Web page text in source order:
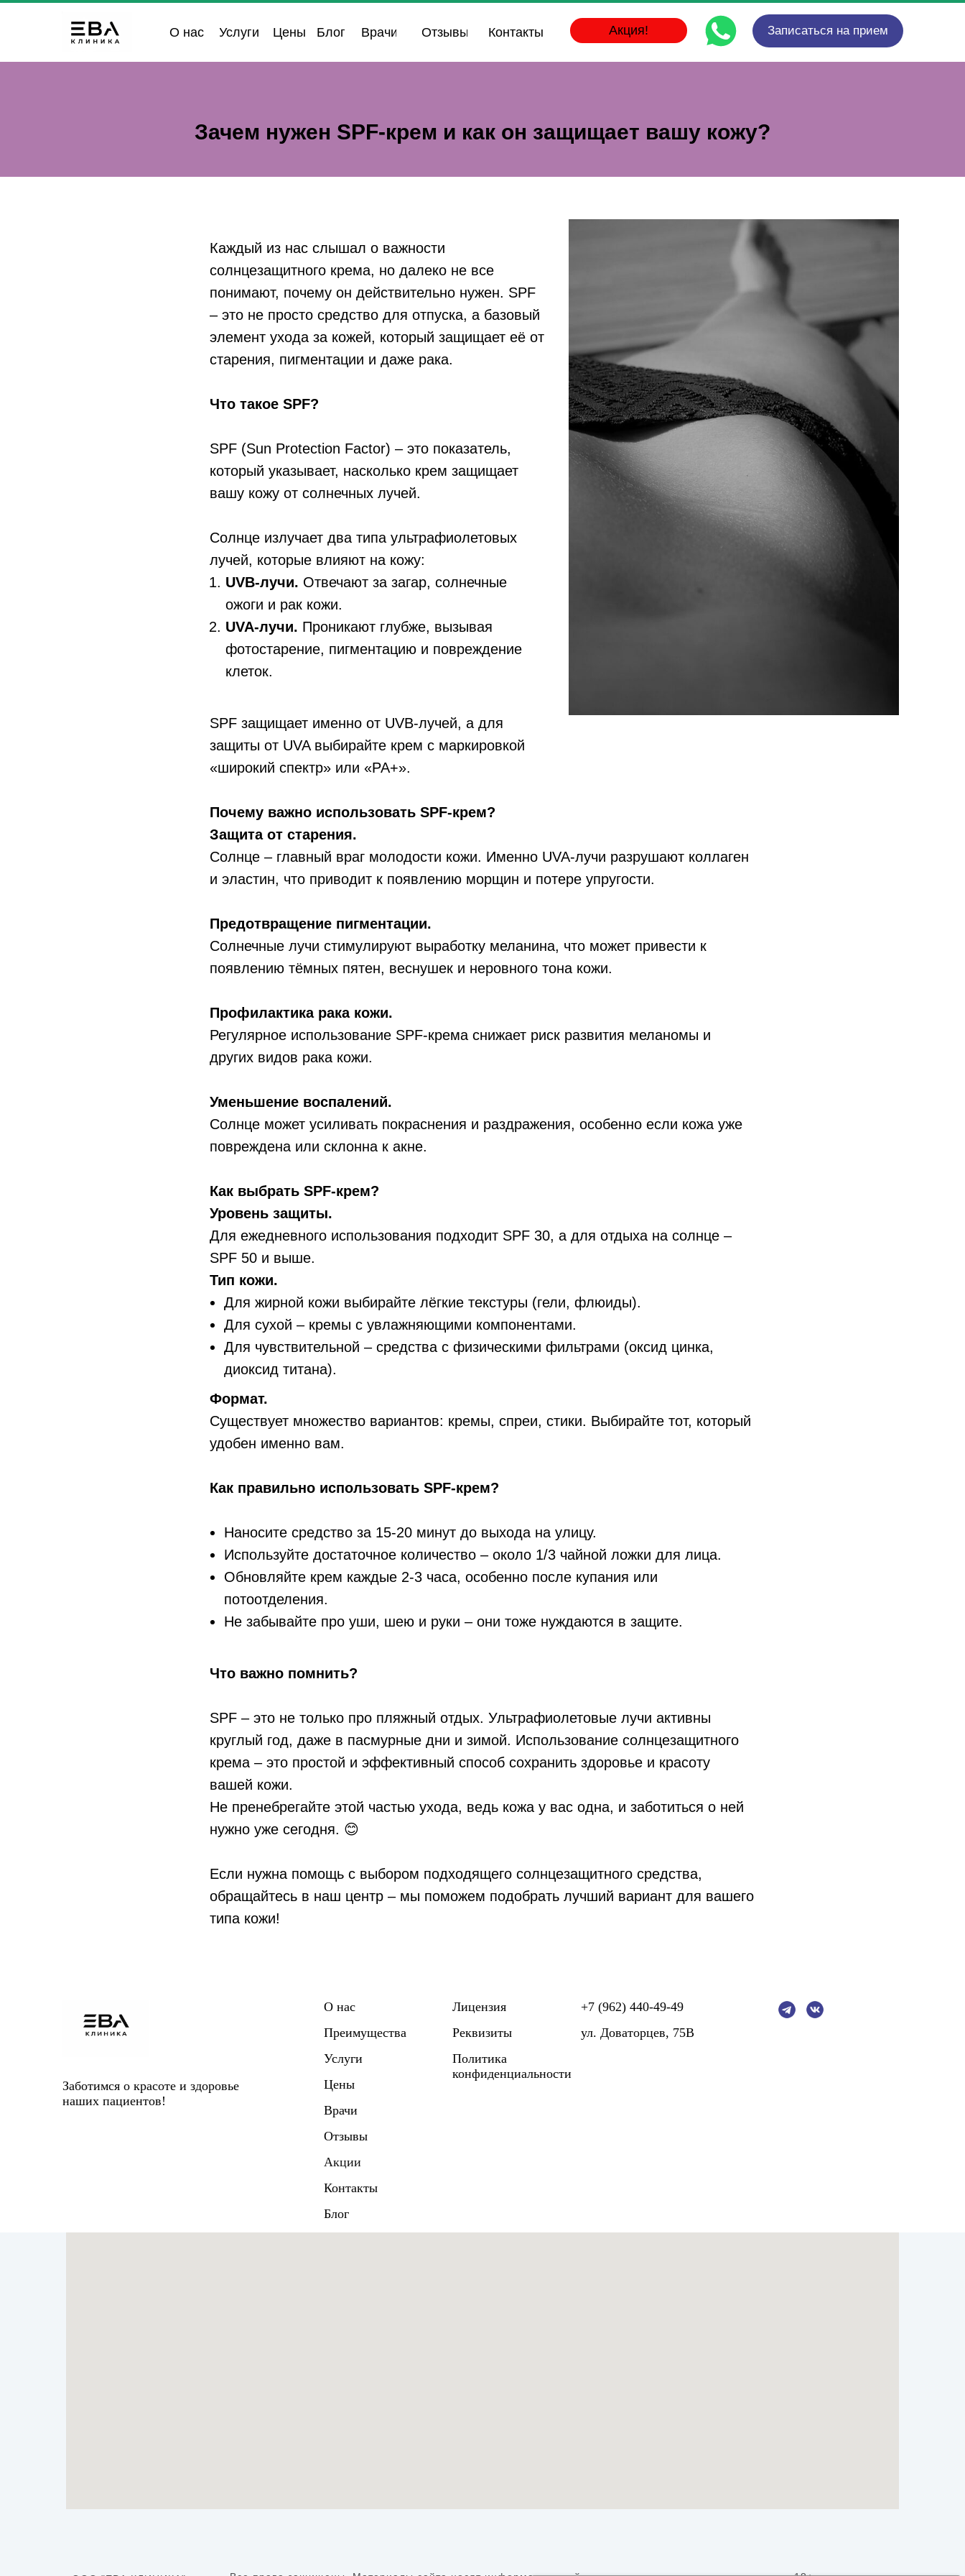
О нас Цены Блог
Услуги Контакты
Врачи Записаться на прием
Отзывы Акция!
Зачем нужен SPF-крем и как он защищает вашу кожу?
Каждый из нас слышал о важности
солнцезащитного крема, но далеко не все
понимают, почему он действительно нужен. SPF
– это не просто средство для отпуска, а базовый
элемент ухода за кожей, который защищает её от
старения, пигментации и даже рака.
Что такое SPF?
SPF (Sun Protection Factor) – это показатель,
который указывает, насколько крем защищает
вашу кожу от солнечных лучей.
Солнце излучает два типа ультрафиолетовых
лучей, которые влияют на кожу:
UVB-лучи. Отвечают за загар, солнечные
ожоги и рак кожи.
UVA-лучи. Проникают глубже, вызывая
фотостарение, пигментацию и повреждение
клеток.
SPF защищает именно от UVB-лучей, а для
защиты от UVA выбирайте крем с маркировкой
«широкий спектр» или «PA+».
Почему важно использовать SPF-крем?
Защита от старения.
Солнце – главный враг молодости кожи. Именно UVA-лучи разрушают коллаген
и эластин, что приводит к появлению морщин и потере упругости.
Предотвращение пигментации.
Солнечные лучи стимулируют выработку меланина, что может привести к
появлению тёмных пятен, веснушек и неровного тона кожи.
Профилактика рака кожи.
Регулярное использование SPF-крема снижает риск развития меланомы и
других видов рака кожи.
Уменьшение воспалений.
Солнце может усиливать покраснения и раздражения, особенно если кожа уже
повреждена или склонна к акне.
Как выбрать SPF-крем?
Уровень защиты.
Для ежедневного использования подходит SPF 30, а для отдыха на солнце –
SPF 50 и выше.
Тип кожи.
Для жирной кожи выбирайте лёгкие текстуры (гели, флюиды).
Для сухой – кремы с увлажняющими компонентами.
Для чувствительной – средства с физическими фильтрами (оксид цинка,
диоксид титана).
Формат.
Существует множество вариантов: кремы, спреи, стики. Выбирайте тот, который
удобен именно вам.
Как правильно использовать SPF-крем?
Наносите средство за 15-20 минут до выхода на улицу.
Используйте достаточное количество – около 1/3 чайной ложки для лица.
Обновляйте крем каждые 2-3 часа, особенно после купания или
потоотделения.
Не забывайте про уши, шею и руки – они тоже нуждаются в защите.
Что важно помнить?
SPF – это не только про пляжный отдых. Ультрафиолетовые лучи активны
круглый год, даже в пасмурные дни и зимой. Использование солнцезащитного
крема – это простой и эффективный способ сохранить здоровье и красоту
вашей кожи.
Не пренебрегайте этой частью ухода, ведь кожа у вас одна, и заботиться о ней
нужно уже сегодня. 😊
Если нужна помощь с выбором подходящего солнцезащитного средства,
обращайтесь в наш центр – мы поможем подобрать лучший вариант для вашего
типа кожи!
Заботимся о красоте и здоровье
наших пациентов!
О нас
Преимущества
Услуги
Цены
Врачи
Отзывы
Акции
Контакты
Блог
Лицензия
Реквизиты
Политика
конфиденциальности
+7 (962) 440-49-49
ул. Доваторцев, 75В